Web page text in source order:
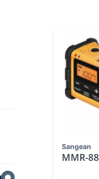
Sangean
MMR-88